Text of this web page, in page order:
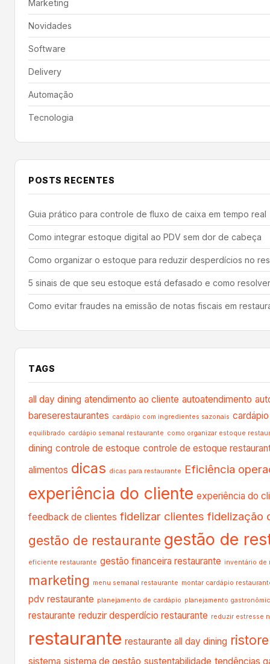
Marketing
Novidades
Software
Delivery
Automação
Tecnologia
POSTS RECENTES
Guia prático para controle de fluxo de caixa em tempo real
Como integrar estoque digital ao PDV sem dor de cabeça
Como organizar o estoque para reduzir desperdícios no
5 sinais de que seu estoque está defasado e como resolver
Como evitar fraudes na emissão de notas fiscais em
TAGS
all day dining atendimento ao cliente autoatendimento
bareserestaurantes cardápio com ingredientes sazonais
equilibrado cardápio semanal restaurante como organizar estoque
dining controle de estoque controle de estoque
alimentos dicas dicas para restaurante Eficiência
experiência do cliente experiência do
feedback de clientes fidelizar clientes fidelização
gestão de restaurante gestão de
eficiente restaurante gestão financeira restaurante inventário de
marketing menu semanal restaurante montar cardápio
pdv restaurante planejamento de cardápio planejamento
restaurante reduzir desperdício restaurante reduzir estresse
restaurante restaurante all day dining ristore
sistema sistema de gestão sustentabilidade tendências